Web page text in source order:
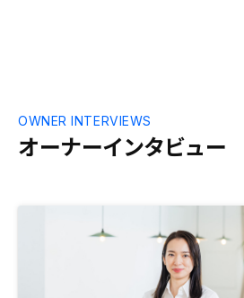
オーナーインタビュー
OWNER INTERVIEWS